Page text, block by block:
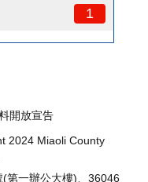
1
開放宣告
2024 Miaoli County
第一辦公大樓)、36046